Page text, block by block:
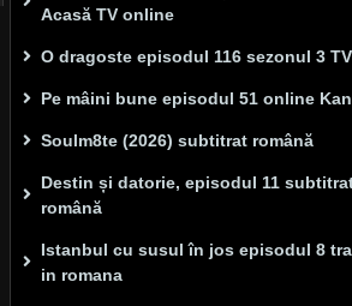
Acasă TV online
O dragoste episodul 116 sezonul 3 TV
Pe mâini bune episodul 51 online
Soulm8te (2026) subtitrat română
Destin și datorie, episodul 11
română
Istanbul cu susul în jos episodul 8
in romana